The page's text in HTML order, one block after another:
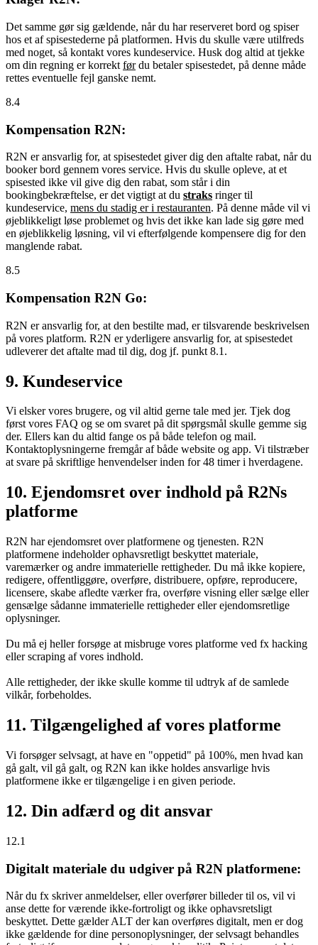
Det samme gør sig gældende, når du har reserveret bord og spiser
hos et af spisestederne på platformen. Hvis du skulle være utilfreds
med noget, så kontakt vores kundeservice. Husk dog altid at tjekke
om din regning er korrekt førdu betaler spisestedet, på denne måde
rettes eventuelle fejl ganske nemt.
8.4
Kompensation R2N:
R2N er ansvarlig for, at spisestedet giver dig den aftalte rabat, når du
booker bord gennem vores service. Hvis du skulle opleve, at et
spisested ikke vil give dig den rabat, som står i din
bookingbekræftelse, er det vigtigt at du straks ringer til
kundeservice, mens du stadig er i restauranten. På denne måde vil vi
øjeblikkeligt løse problemet og hvis det ikke kan lade sig gøre med
en øjeblikkelig løsning, vil vi efterfølgende kompensere dig for den
manglende rabat.
8.5
Kompensation R2N Go:
R2N er ansvarlig for, at den bestilte mad, er tilsvarende beskrivelsen
på vores platform. R2N er yderligere ansvarlig for, at spisestedet
udleverer det aftalte mad til dig, dog jf. punkt 8.1.
9. Kundeservice
Vi elsker vores brugere, og vil altid gerne tale med jer. Tjek dog
først vores FAQ og se om svaret på dit spørgsmål skulle gemme sig
der. Ellers kan du altid fange os på både telefon og mail.
Kontaktoplysningerne fremgår af både website og app. Vi tilstræber
at svare på skriftlige henvendelser inden for 48 timer i hverdagene.
10. Ejendomsret over indhold på R2Ns
platforme
R2N har ejendomsret over platformene og tjenesten. R2N
platformene indeholder ophavsretligt beskyttet materiale,
varemærker og andre immaterielle rettigheder. Du må ikke kopiere,
redigere, offentliggøre, overføre, distribuere, opføre, reproducere,
licensere, skabe afledte værker fra, overføre visning eller sælge eller
gensælge sådanne immaterielle rettigheder eller ejendomsretlige
oplysninger.
Du må ej heller forsøge at misbruge vores platforme ved fx hacking
eller scraping af vores indhold.
Alle rettigheder, der ikke skulle komme til udtryk af de samlede
vilkår, forbeholdes.
11. Tilgængelighed af vores platforme
Vi forsøger selvsagt, at have en "oppetid" på 100%, men hvad kan
gå galt, vil gå galt, og R2N kan ikke holdes ansvarlige hvis
platformene ikke er tilgængelige i en given periode.
12. Din adfærd og dit ansvar
12.1
Digitalt materiale du udgiver på R2N platformene:
Når du fx skriver anmeldelser, eller overfører billeder til os, vil vi
anse dette for værende ikke-fortroligt og ikke ophavsretsligt
beskyttet. Dette gælder ALT der kan overføres digitalt, men er dog
ikke gældende for dine personoplysninger, der selvsagt behandles